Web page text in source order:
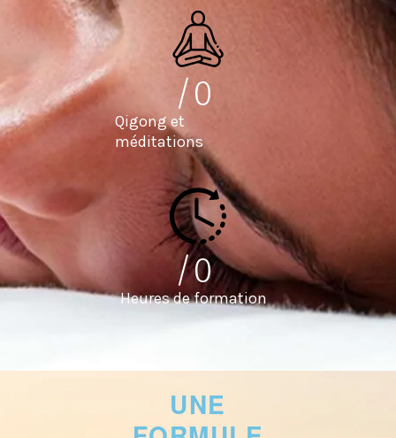
Qigong et
méditations
/0
Heures de formation
/0
UNE